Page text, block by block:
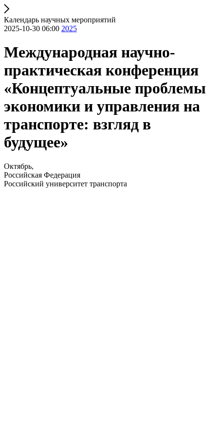
Календарь научных мероприятий
2025-10-30 06:00 2025
Международная научно-
практическая конференция
«Концептуальные проблемы
экономики и управления на
транспорте: взгляд в
будущее»
Октябрь,
Российская Федерация
Российский университет транспорта